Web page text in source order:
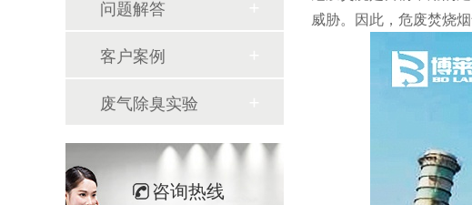
威胁。因此，危废焚烧
问题解答
客户案例
废气除臭实验
咨询热线